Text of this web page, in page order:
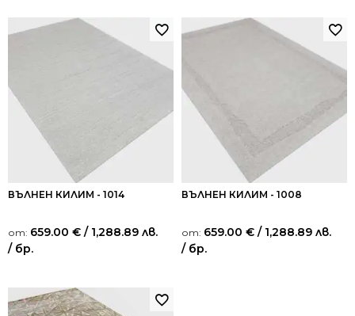
ВЪЛНЕН КИЛИМ - 1014
от: 659.00 € / 1,288.89 лв.
/ бр.
ВЪЛНЕН КИЛИМ - 1008
от: 659.00 € / 1,288.89 лв.
/ бр.